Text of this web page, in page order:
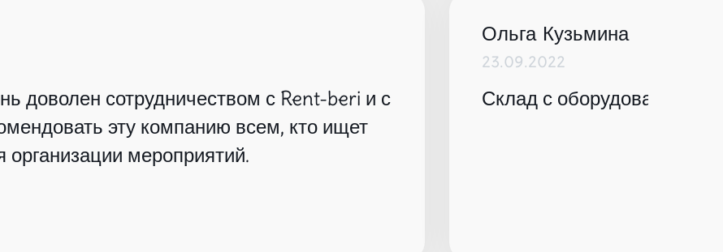
доволен сотрудничеством с Rent-beri и с
эту компанию всем, кто ищет
организации мероприятий.
Ольга Кузьмина
23.09.2022
Склад с оборудованием